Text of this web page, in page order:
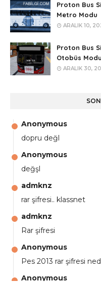
Proton Bus
Metro Modu
ARALIK 10,
Proton Bus
Otobüs
ARALIK 30,
Anonymous
dopru değl
Anonymous
değşl
admknz
rar şifresi.. klassnet
admknz
Rar şifresi
Anonymous
Pes 2013 rar şifresi
Anonymous